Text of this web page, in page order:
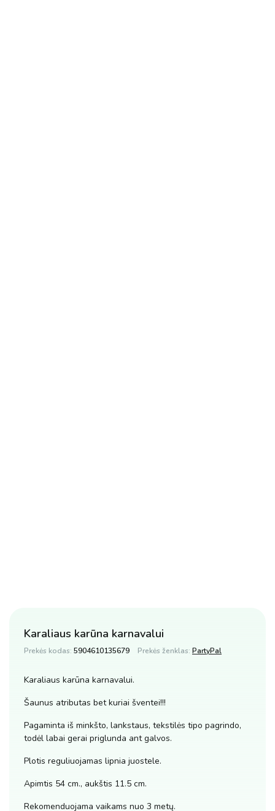
Karaliaus karūna karnavalui
Prekės kodas: 5904610135679 Prekės ženklas: PartyPal
Karaliaus karūna karnavalui.
Šaunus atributas bet kuriai šventei!!!
Pagaminta iš minkšto, lankstaus, tekstilės tipo pagrindo,
todėl labai gerai priglunda ant galvos.
Plotis reguliuojamas lipnia juostele.
Apimtis 54 cm., aukštis 11.5 cm.
Rekomenduojama vaikams nuo 3 metų.